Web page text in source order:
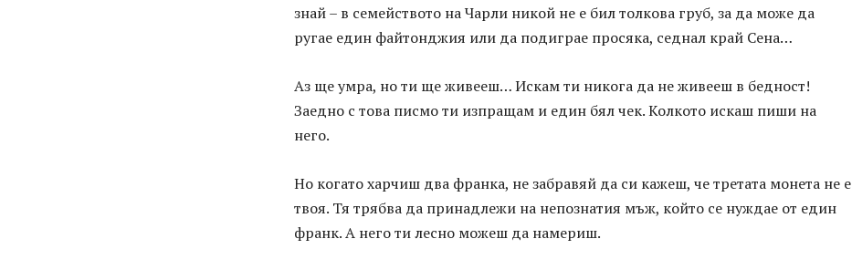
знай – в семейството на Чарли никой не е бил толкова груб, за да може да
ругае един файтонджия или да подиграе просяка, седнал край Сена…
Аз ще умра, но ти ще живееш… Искам ти никога да не живееш в бедност!
Заедно с това писмо ти изпращам и един бял чек. Колкото искаш пиши на
него.
Но когато харчиш два франка, не забравяй да си кажеш, че третата монета не е
твоя. Тя трябва да принадлежи на непознатия мъж, който се нуждае от един
франк. А него ти лесно можеш да намериш.